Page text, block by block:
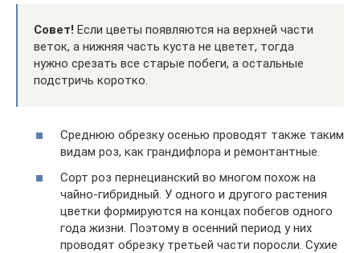
Совет! Если цветы появляются на верхней части
веток, а нижняя часть куста не цветет, тогда
нужно срезать все старые побеги, а остальные
подстричь коротко.
Среднюю обрезку осенью проводят также таким
видам роз, как грандифлора и ремонтантные.
Сорт роз пернецианский во многом похож на
чайно-гибридный. У одного и другого растения
цветки формируются на концах побегов одного
года жизни. Поэтому в осенний период у них
проводят обрезку третьей части поросли. Сухие